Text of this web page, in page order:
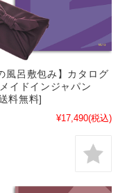
風呂敷包み】カタログ
イドインジャパン
料無料]
¥17,490(税込)